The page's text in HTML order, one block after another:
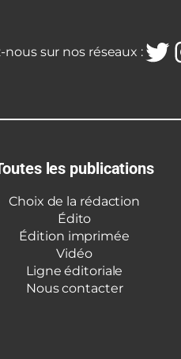
nous sur nos réseaux :
les publications
Choix de la rédaction
Édito
Édition imprimée
Vidéo
Ligne éditoriale
Nous contacter